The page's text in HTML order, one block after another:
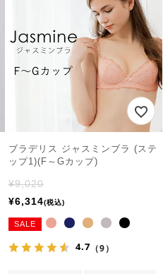
ブラデリス ジャスミンブラ (ステ
ップ1)(F～Gカップ)
¥9,020
¥6,314 税込
SALE
4.7 （9）